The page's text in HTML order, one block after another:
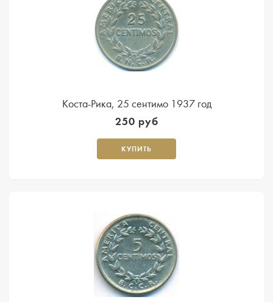
Коста-Рика, 25 сентимо 1937 год
250 руб
КУПИТЬ